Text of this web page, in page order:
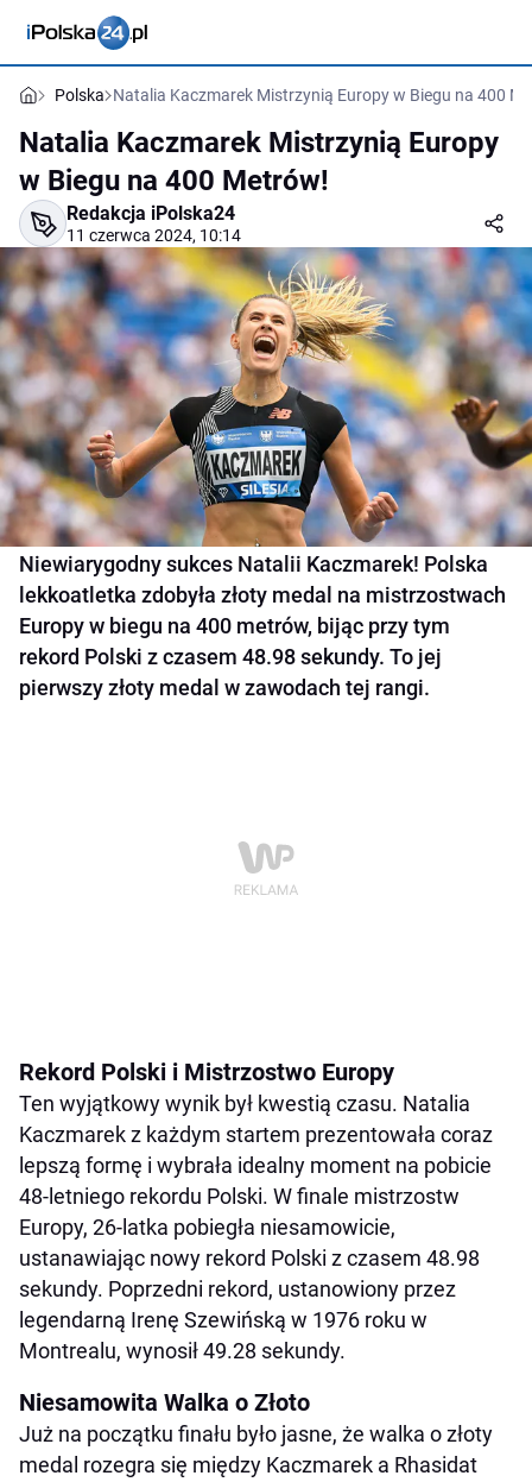
Polska Natalia Kaczmarek Mistrzynią Europy w Biegu na 400
Natalia Kaczmarek Mistrzynią Europy
w Biegu na 400 Metrów!
Redakcja iPolska24
11 czerwca 2024, 10:14
Niewiarygodny sukces Natalii Kaczmarek! Polska
lekkoatletka zdobyła złoty medal na mistrzostwach
Europy w biegu na 400 metrów, bijąc przy tym
rekord Polski z czasem 48.98 sekundy. To jej
pierwszy złoty medal w zawodach tej rangi.
Rekord Polski i Mistrzostwo Europy
Ten wyjątkowy wynik był kwestią czasu. Natalia
Kaczmarek z każdym startem prezentowała coraz
lepszą formę i wybrała idealny moment na pobicie
48-letniego rekordu Polski. W finale mistrzostw
Europy, 26-latka pobiegła niesamowicie,
ustanawiając nowy rekord Polski z czasem 48.98
sekundy. Poprzedni rekord, ustanowiony przez
legendarną Irenę Szewińską w 1976 roku w
Montrealu, wynosił 49.28 sekundy.
Niesamowita Walka o Złoto
Już na początku finału było jasne, że walka o złoty
medal rozegra się między Kaczmarek a Rhasidat